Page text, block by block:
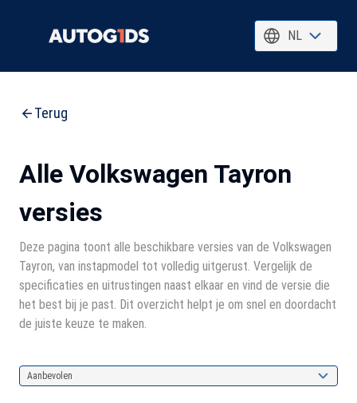
NL
Terug
Alle Volkswagen Tayron
versies
Deze pagina toont alle beschikbare versies van de Volkswagen
Tayron, van instapmodel tot volledig uitgerust. Vergelijk de
specificaties en uitrustingen naast elkaar en vind de versie die
het best bij je past. Dit overzicht helpt je om snel en doordacht
de juiste keuze te maken.
Aanbevolen